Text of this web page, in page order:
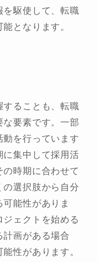
を駆使して、転職
となります。
することも、転職
な要素です。一部
を行っています
に集中して採用活
時期に合わせて
選択肢から自分
能性がありま
ェクトを始める
計画がある場合
性があります。